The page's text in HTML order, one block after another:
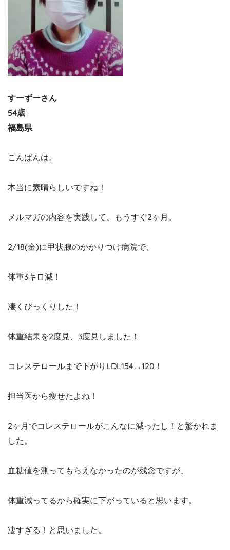
すーずーさん
54歳
福島県
こんばんは。
本当に素晴らしいですね！
メルマガの内容を実践して、もうすぐ2ヶ月。
2/18(金)に甲状腺のかかりつけ病院で、
体重3キロ減！
凄くびっくりした！
体重結果を2度見、3度見しました！
コレステロールまで下がりLDL154→120！
担当医から痩せたよね！
2ヶ月でコレステロールがこんなに減ったし！と驚かれま
した。
血糖値を測ってもらえなかったのが残念ですが、
体重減ってるから確実に下がっていると思います。
凄すぎる！と思いました。